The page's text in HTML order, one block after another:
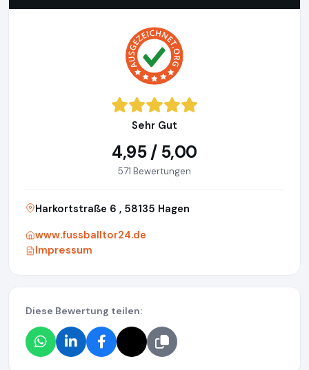
Sehr Gut
4,95 / 5,00
571 Bewertungen
Harkortstraße 6 , 58135 Hagen
www.fussballtor24.de
Impressum
Diese Bewertung teilen: